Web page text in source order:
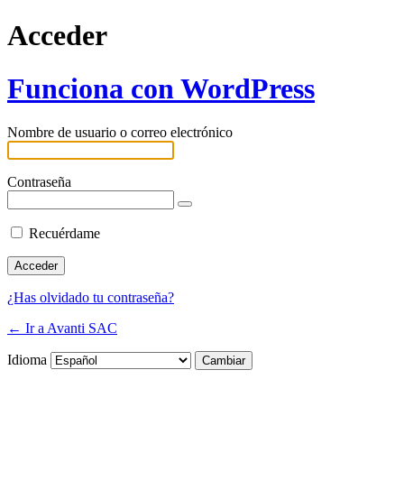
Acceder
Funciona con WordPress
Nombre de usuario o correo electrónico
Contraseña
Recuérdame
¿Has olvidado tu contraseña?
← Ir a Avanti SAC
Idioma